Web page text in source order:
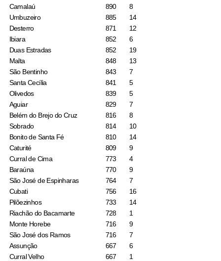
Camalaú
890
8
Umbuzeiro
885
14
Desterro
871
12
Ibiara
852
6
Duas Estradas
852
19
Malta
848
13
São Bentinho
843
7
Santa Cecília
841
5
Olivedos
839
5
Aguiar
829
7
Belém do Brejo do Cruz
816
8
Sobrado
814
10
Bonito de Santa Fé
810
14
Caturité
809
9
Curral de Cima
773
4
Baraúna
770
9
São José de Espinharas
764
7
Cubati
756
16
Pilõezinhos
733
14
Riachão do Bacamarte
728
1
Monte Horebe
716
9
São José dos Ramos
716
7
Assunção
667
6
Curral Velho
667
1